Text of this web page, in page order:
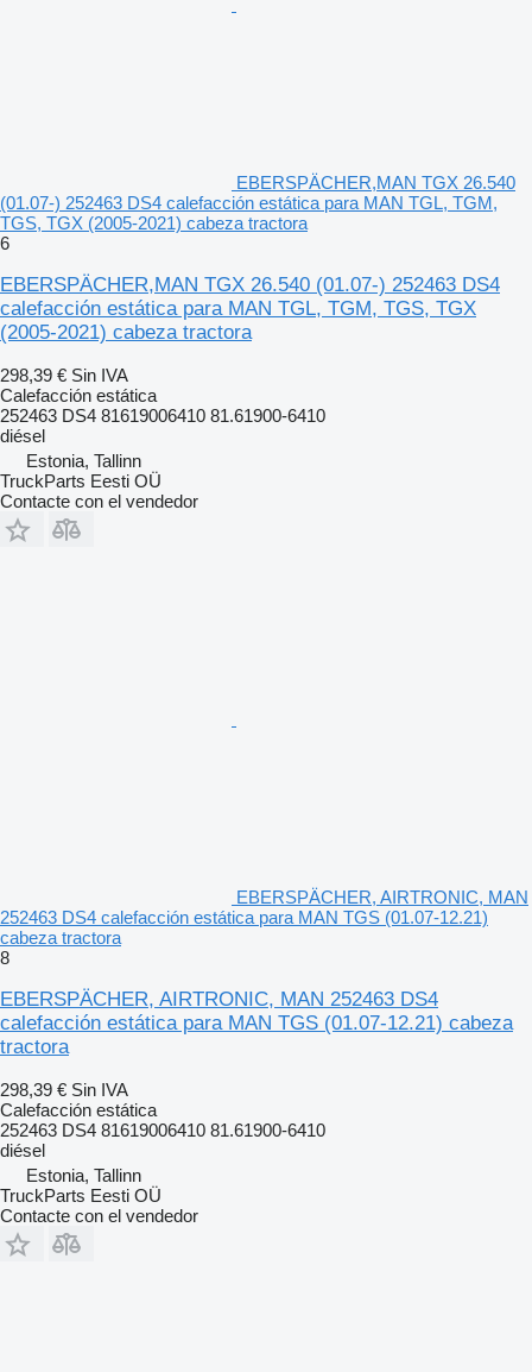
EBERSPÄCHER,MAN TGX 26.540
(01.07-) 252463 DS4 calefacción estática para MAN TGL, TGM,
TGS, TGX (2005-2021) cabeza tractora
6
EBERSPÄCHER,MAN TGX 26.540 (01.07-) 252463 DS4
calefacción estática para MAN TGL, TGM, TGS, TGX
(2005-2021) cabeza tractora
298,39 € Sin IVA
Calefacción estática
252463 DS4 81619006410 81.61900-6410
diésel
Estonia, Tallinn
TruckParts Eesti OÜ
Contacte con el vendedor
EBERSPÄCHER, AIRTRONIC, MAN
252463 DS4 calefacción estática para MAN TGS (01.07-12.21)
cabeza tractora
8
EBERSPÄCHER, AIRTRONIC, MAN 252463 DS4
calefacción estática para MAN TGS (01.07-12.21) cabeza
tractora
298,39 € Sin IVA
Calefacción estática
252463 DS4 81619006410 81.61900-6410
diésel
Estonia, Tallinn
TruckParts Eesti OÜ
Contacte con el vendedor